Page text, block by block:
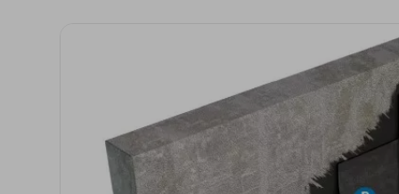
Adesivi e Colle
Genio Civile
Membrane Bituminose
Membrane Sintetiche